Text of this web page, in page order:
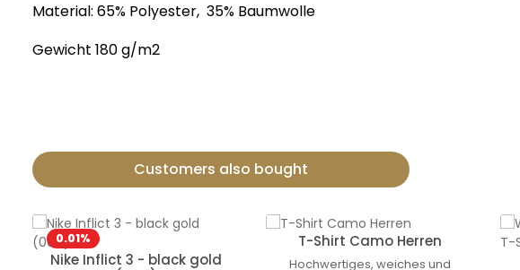
Material: 65% Polyester, 35% Baumwolle
Gewicht 180 g/m2
Customers also bought
Termékgaléria kihagyása
0.01%
Nike Inflict 3 - black gold
T-Shirt Camo Herren
Hochwertiges, weiches und